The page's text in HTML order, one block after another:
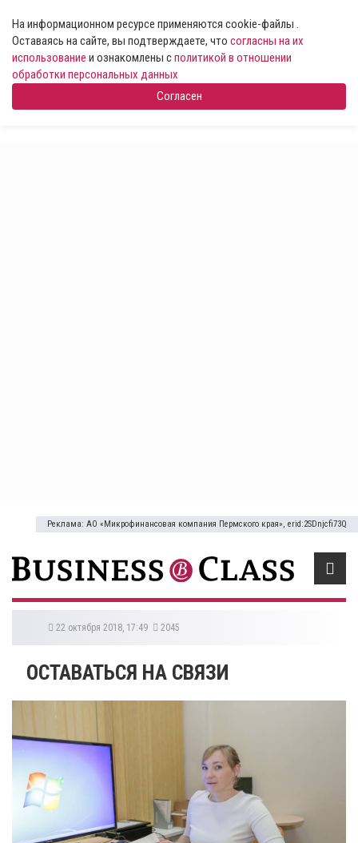
На информационном ресурсе применяются cookie-файлы .
Оставаясь на сайте, вы подтверждаете, что согласны на их
использование и ознакомлены сполитикой в отношении
обработки персональных данных
Согласен
Реклама: АО «Микрофинансовая компания Пермского края», erid:2SDnjcfi73Q
22 октября 2018, 17:49 2045
ОСТАВАТЬСЯ НА СВЯЗИ